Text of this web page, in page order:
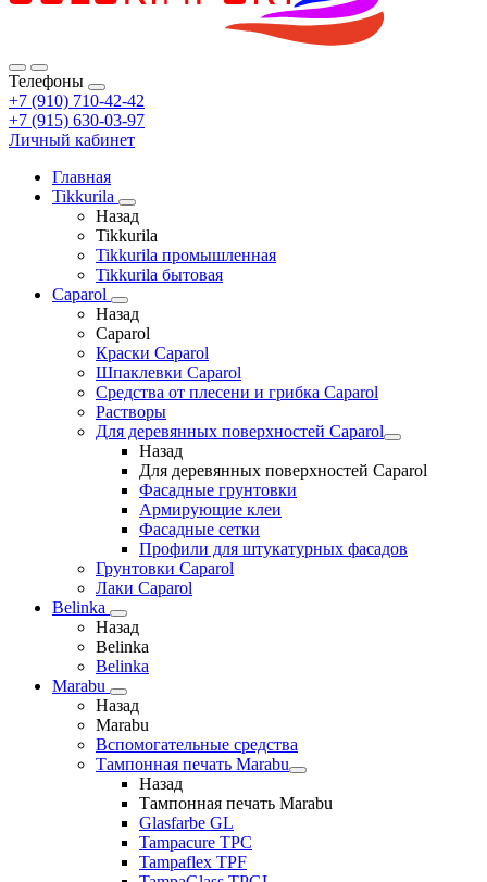
Телефоны
+7 (910) 710-42-42
+7 (915) 630-03-97
Личный кабинет
Главная
Tikkurila
Назад
Tikkurila
Tikkurila промышленная
Tikkurila бытовая
Caparol
Назад
Caparol
Краски Caparol
Шпаклевки Caparol
Средства от плесени и грибка Caparol
Растворы
Для деревянных поверхностей Caparol
Назад
Для деревянных поверхностей Caparol
Фасадные грунтовки
Армирующие клеи
Фасадные сетки
Профили для штукатурных фасадов
Грунтовки Caparol
Лаки Caparol
Belinka
Назад
Belinka
Belinka
Marabu
Назад
Marabu
Вспомогательные средства
Тампонная печать Marabu
Назад
Тампонная печать Marabu
Glasfarbe GL
Tampacure TPC
Tampaflex TPF